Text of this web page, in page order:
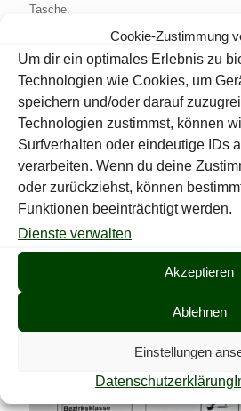
Cookie-Zustimmung
Um dir ein optimales Erlebnis zu
Technologien wie Cookies, um
speichern und/oder darauf
Technologien zustimmst, können
Surfverhalten oder eindeutige IDs
verarbeiten. Wenn du deine
oder zurückziehst, können
Funktionen beeinträchtigt werden.
Dienste verwalten
Akzeptieren
Ablehnen
Einstellungen
Datenschutzerklärung
Tasche.
Wir sind gespannt auf die nächsten
natürlich, wenn sich der ein oder andere
Zuschauer findet.
Mit den besten Grüßen und Good Darts,
Oliver Cramm